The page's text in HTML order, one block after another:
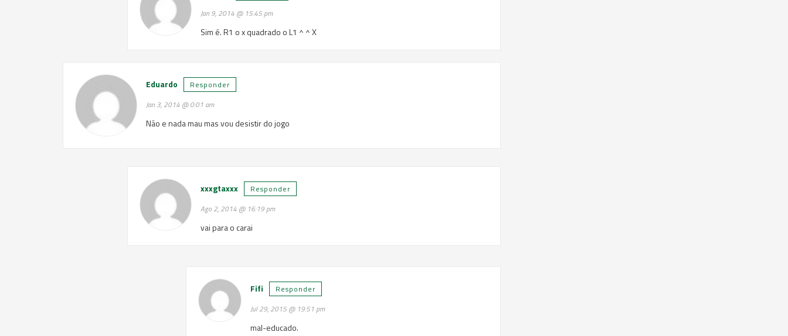
Jan 9, 2014 @ 15:45 pm
Sim é. R1 o x quadrado o L1 ^ ^ X
Eduardo Responder
Jan 3, 2014 @ 0:01 am
Não e nada mau mas vou desistir do jogo
xxxgtaxxx Responder
Ago 2, 2014 @ 16:19 pm
vai para o carai
Fifi Responder
Jul 29, 2015 @ 19:51 pm
mal-educado.